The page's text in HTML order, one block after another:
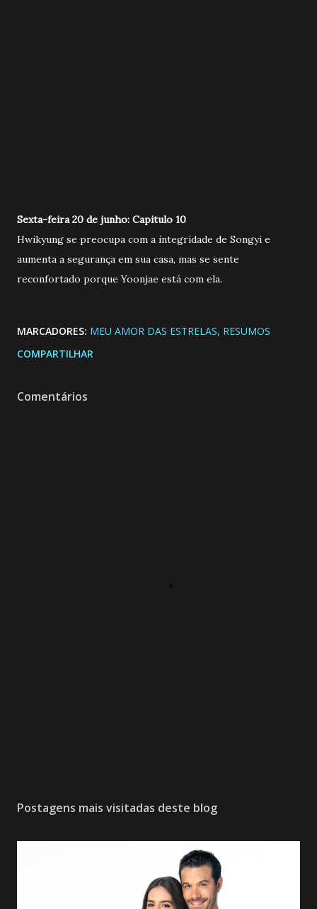
Sexta-feira 20 de junho: Capitulo 10
Hwikyung se preocupa com a integridade de Songyi e
aumenta a segurança em sua casa, mas se sente
reconfortado porque Yoonjae está com ela.
MARCADORES: MEU AMOR DAS ESTRELAS RESUMOS
COMPARTILHAR
Comentários
Postagens mais visitadas deste blog